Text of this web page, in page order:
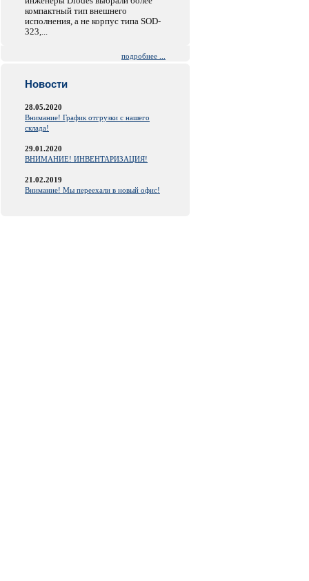
компактный тип внешнего
исполнения, а не корпус типа SOD-
323,...
подробнее ...
Новости
28.05.2020
Внимание! График отгрузки с нашего
склада!
29.01.2020
ВНИМАНИЕ! ИНВЕНТАРИЗАЦИЯ!
21.02.2019
Внимание! Мы переехали в новый офис!